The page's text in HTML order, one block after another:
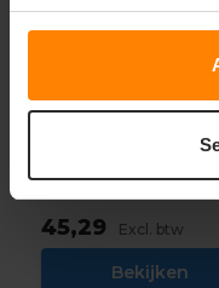
bretelbroek
Materiaal: Polyester /
Eigenschap: Hoge kwaliteit
45,29 Excl. btw
Bekijken